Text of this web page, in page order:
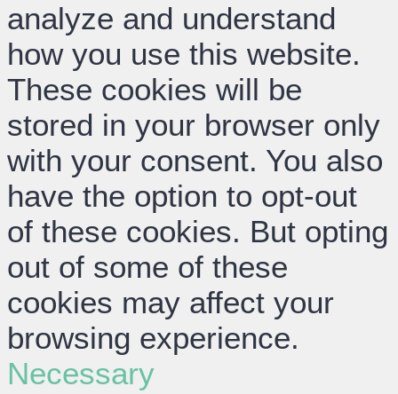
analyze and understand
how you use this website.
These cookies will be
stored in your browser only
with your consent. You also
have the option to opt-out
of these cookies. But opting
out of some of these
cookies may affect your
browsing experience.
Necessary